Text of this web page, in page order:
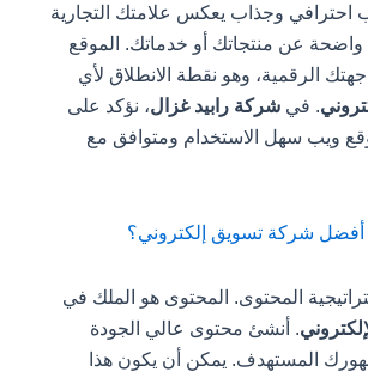
وجذاب يعكس علامتك التجارية
عن منتجاتك أو خدماتك. الموقع
الرقمية، وهو نقطة الانطلاق لأي
. فيشركة رابيد غزال ، نؤكد على
ويب سهل الاستخدام ومتوافق مع
شركة تسويق إلكتروني؟
المحتوى. المحتوى هو الملك في
. أنشئ محتوى عالي الجودة
المستهدف. يمكن أن يكون هذا